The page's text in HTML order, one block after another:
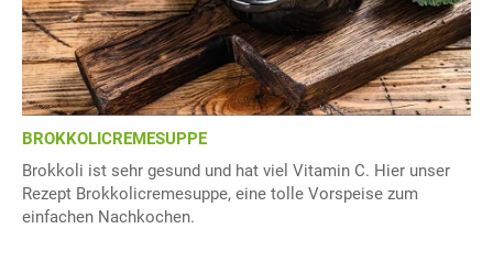
BROKKOLICREMESUPPE
Brokkoli ist sehr gesund und hat viel Vitamin C. Hier unser
Rezept Brokkolicremesuppe, eine tolle Vorspeise zum
einfachen Nachkochen.